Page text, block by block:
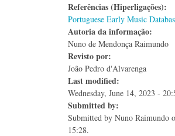
Referências (Hiperligações):
Portuguese Early Music
Autoria da informação:
Nuno de Mendonça Raimundo
Revisto por:
João Pedro d'Alvarenga
Last modified:
Wednesday, June 14, 2023 -
Submitted by:
Submitted by Nuno Raimundo
15:28.